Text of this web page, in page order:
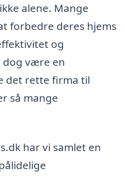
alene. Mange
forbedre deres hjems
og
dog være en
det rette firma til
så mange
har vi samlet en